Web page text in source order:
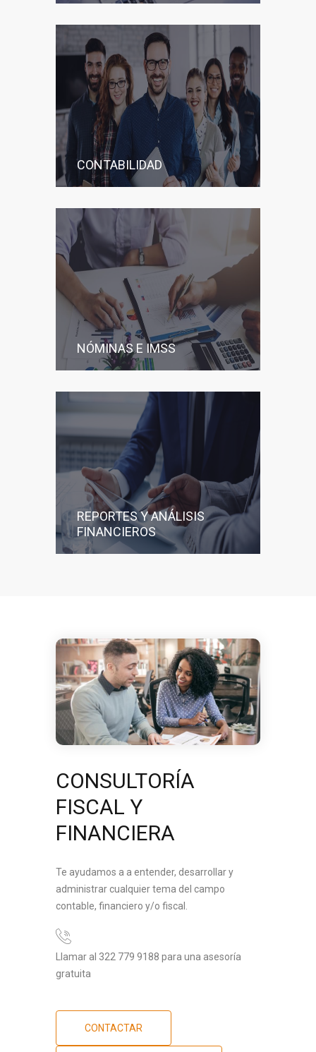
CONTABILIDAD
NÓMINAS E IMSS
REPORTES Y ANÁLISIS
FINANCIEROS
CONSULTORÍA
FISCAL Y
FINANCIERA
Te ayudamos a a entender, desarrollar y
administrar cualquier tema del campo
contable, financiero y/o fiscal.
Llamar al 322 779 9188 para una asesoría
gratuita
CONTACTAR